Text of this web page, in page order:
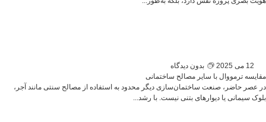
12 می 2025
بدون دیدگاه
مقایسه ترمووال با سایر مصالح ساختمانی
در عصر حاضر، صنعت ساختمان‌سازی دیگر محدود به استفاده از مصالح سنتی مانند آجر،
بلوک سیمانی یا دیوارهای بتنی نیست. با رشد...